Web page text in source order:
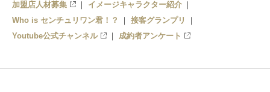
加盟店人材募集
イメージキャラクター紹介
Who is センチュリワン君！？
接客グランプリ
Youtube公式チャンネル
成約者アンケート